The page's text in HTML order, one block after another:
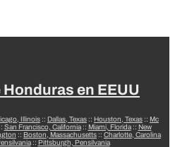
en EEUU
Illinois :: Dallas, Texas :: Houston, Texas :: Mc
San Francisco, California:: Miami, Florida:: New
:: Boston, Massachusetts :: Charlotte, Carolina
:: Pittsburgh, Pensilvania